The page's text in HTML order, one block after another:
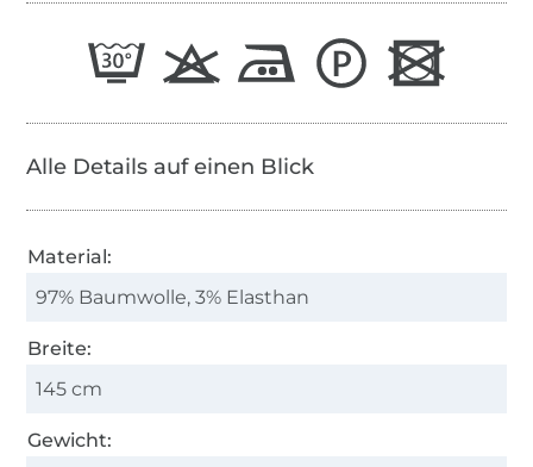
Alle Details auf einen Blick
Material:
97% Baumwolle, 3% Elasthan
Breite:
145 cm
Gewicht: